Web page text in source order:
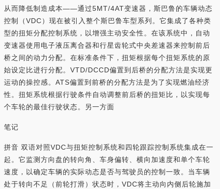
从而降低制造成本——通过5MT/4AT变速器，斯巴鲁的车辆动态
控制（VDC）现在被引入整个斯巴鲁车型系列。它集成了各种类
型的扭矩分配控制系统，以增强主动安全性。在该系统中，自动
变速器使用电子液压离合器和行星齿轮式中央差速器来控制前后
桥之间的动力分配。在标准条件下，扭矩根据每个扭矩系统的原
始设定比进行分配。VTD/DCCD偏置到后桥的分配方法是实现更
运动的操控感。ATS偏置到前桥的分配方法是为了实现燃油经济
性。扭矩系统根据行驶条件自动调整前后桥的扭矩比，以实现每
个车轮的最佳行驶状态。另一方面
笔记
拼音 双语对照VDC与扭矩控制系统和四轮跟踪控制系统集成在一
起。它监测方向盘的转向角、车身偏转、横向加速度和单个车轮
速度，以确定车辆的实际动态是否与驾驶员的控制一致。当车辆
处于转向不足（前轮打滑）状态时，VDC将主动向内侧后轮施加